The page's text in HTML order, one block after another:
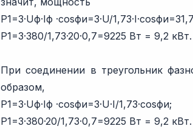
P1=3·Uф·Iф ·cosфи=3·U/
P1=3·380/1,73·20·0,7=9225 Вт = 9,2 кВт.
При соединении в треугольник
образом,
P1=3·Uф·Iф ·cosфи=3·U·I/1,73·cosфи;
P1=3·380·20/1,73·0,7=9225 Вт = 9,2 кВт.